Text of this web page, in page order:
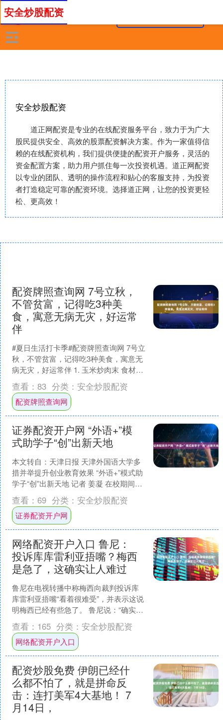
安全炒股配资
道正网配资是专业的在线配资服务平台，致力于为广大
股民提供安全、高效的股票配资解决方案。作为一家值得信
赖的在线配资机构，我们提供便捷的配资开户服务，灵活的
资金配置方案，助力用户抓住每一次投资机遇。道正网配资
以专业的团队、透明的操作流程和贴心的客服支持，为投资
者打造稳定可靠的配资环境。选择道正网，让您的投资更轻
松、更高效！
安全炒股配资
配资牌照查询网 7号立秋，
不管贫富，记得吃3种美
食，寓意无病无灾，好运常
伴
#夏日生活打卡季#​配资牌照查询网 7号立
秋，不管贫富，记得吃3种美食，寓意无
病无灾，好运常伴 1. 玉米炒肉末 食材：
猪肉粒、红萝卜、玉米、青椒、生抽1
匙、蚝....
查看： 83 分类： 安全炒股配资
配资牌照查询网
证券配资开户网 “外语+”模
式助学子“创”出新天地
本文转自：天津日报 天津外国语大学多
措并举提升创业教育效果 “外语+”模式助
学子“创”出新天地 记者 姜凝 在校期间创
办公司，如今面临毕业，校园创客直
接“变身”....
查看： 69 分类： 安全炒股配资
证券配资开户网
网络配资开户入口 鲁尼：
投诉库库雷利亚捂嘴？梅西
是急了，这确实让人难过
鲁尼在电视转播中称梅西向裁判投诉库
库雷利亚捂嘴“看着很难受”，并表示这说
明梅西已经有些急了。 鲁尼说：“确实是
（急了）。但阿根廷就是这么踢球的，
我们都知道他们会....
查看： 165 分类： 安全炒股配资
网络配资开户入口
配资炒股免费 伊朗已经什
么都不怕了，就是拼命反
击：连打美军4大基地！ 7
月14日，